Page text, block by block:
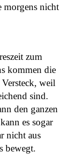
morgens nicht
zum
kommen die
weil
sind.
den ganzen
es sogar
nicht aus
bewegt.